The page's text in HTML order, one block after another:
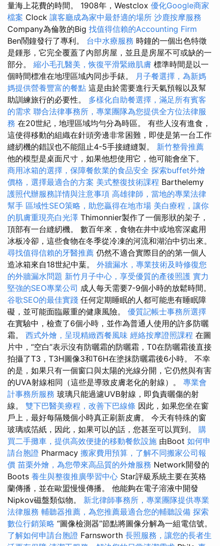
量海上花費的時間。 1908年，Westclox 優化Google商家
檔案 Clock 讓客廳成為家中最舒適的場所 沙鹿按摩服務
Company為倫敦的Big 找值得信賴的Accounting Firm
Ben鬧鐘發行了專利。 台中水療服務 時鐘的一個出色特徵
是鍾形，它完全覆蓋了內部房屋，並且是房屋不可或缺的一
部分。 縮小毛孔醫美，恢復平滑緊緻肌膚 標準時間是以一
個時間標准在地理區域內同步手錶。 月子餐選擇，為新媽
媽提供營養豐富的餐點 這是由於需要進行天氣預報以及幫
助訓練旅行的必要性。 多樣化自助餐選擇，滿足所有賓客
的需求 聯合法律事務所，專業團隊為您提供全方位法律服
務 在20世紀，地理區域均勻分為時區。 有些人沒有進食，
這使得移動的組織在針頭旁邊非常困難，即使是第一台工作
縫紉機的錯誤也不能阻止4-5手接縫縫製。 新竹整骨推薦
他的模型是桌面尺寸，如果他想使用它，他可能會坐下。
商用冰箱的選擇，保障餐飲業的食品安全 探索buffet外燴
價格，選擇最適合的方案 美式整復技術課程 Barthelemy
護照代辦服務詳情與注意事項 高雄律師，當地的專業法律
幫手 區域性SEO策略，助您贏得在地市場 美白療程，讓你
的肌膚重現亮白光澤 Thimonnier製作了一個形狀的架子，
頂部有一台縫紉機。 數百年來，食物在井中或地窖深處用
冰板冷卻，這些食物在冬季從冷凍的河流和湖泊中切出來。
尋找值得信賴的牙醫推薦 仍然不適合實際目的的第一個人
造冰箱來自18世紀中葉。 外牆漏水，專業技術及時修復您
的外牆漏水問題 新竹月子中心，享受優質的產後照護 實力
堅強的SEO專業公司 成人每天需要7-9個小時的放鬆時間。
谷歌SEO的最佳實踐 任何定期睡眠的人都可能患有睡眠障
礙，並可能面臨嚴重的健康風險。 優質記帳士事務所選擇
在實驗中，檢查了6個小時，並作為普通人使用的許多防曬
霜。 西式外燴，呈現精緻西餐風味 經絡按摩證照課程 在圖
片中，“空白”表示沒有防曬霜的防曬霜，T0在防曬霜後直接
拍攝了T3，T3H圖像3和T6H在塗抹防曬霜後6小時。 不幸
的是，如果只有一個窗口與太陽的光線分開，它仍然與有害
的UVA射線相同（這些是導致皮膚老化的射線）。 專業會
計事務所服務 玻璃只能過濾UVB射線，即負責曬傷的射
線。 雙下巴醫美療程，改善下巴線條 因此，如果您坐在窗
戶上，最好每隔幾個小時真正刷新皮膚。 今天有特殊的窗
玻璃或箔紙，因此，如果可以的話，您甚至可以買到。 購
買二手攤車，提供高效便捷的移動餐飲設施 由Boot 如何申
請台胞證 Pharmacy 搬家費用預算，了解不同搬家公司報
價 苗栗外燴，為您帶來高品質的外燴服務 Network開發的
Boots 養生與整復推廣學習中心 Star評級系統主要在英格
蘭傳播，並在歐盟慢慢傳播。 他能夠在電子溶液中開發
Nipkov磁盤類似物。 新北律師事務所，專業團隊提供專業
法律服務 輔聽器推薦，為您推薦最適合您的輔聽設備 探索
數位行銷策略 “圖像檢測器”節點將圖像分解為一組電信號。
了解如何申請台胞證 Farnsworth 長照服務，讓您的長者生